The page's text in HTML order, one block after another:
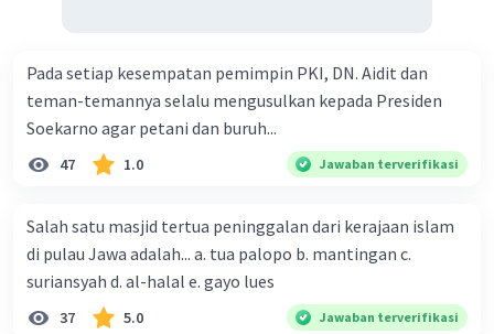
Pada setiap kesempatan pemimpin PKI, DN. Aidit dan
teman-temannya selalu mengusulkan kepada Presiden
Soekarno agar petani dan buruh...
47 1.0 Jawaban terverifikasi
Salah satu masjid tertua peninggalan dari kerajaan islam
di pulau Jawa adalah... a. tua palopo b. mantingan c.
suriansyah d. al-halal e. gayo lues
37 5.0 Jawaban terverifikasi